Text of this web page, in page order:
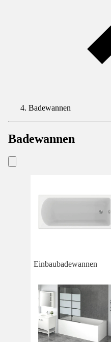
Badewannen
Badewannen
Einbaubadewannen